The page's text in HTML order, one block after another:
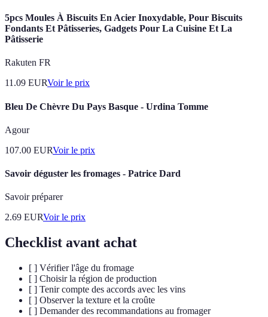
5pcs Moules À Biscuits En Acier Inoxydable, Pour Biscuits
Fondants Et Pâtisseries, Gadgets Pour La Cuisine Et La
Pâtisserie
Rakuten FR
11.09 EURVoir le prix
Bleu De Chèvre Du Pays Basque - Urdina Tomme
Agour
107.00 EURVoir le prix
Savoir déguster les fromages - Patrice Dard
Savoir préparer
2.69 EURVoir le prix
Checklist avant achat
[ ] Vérifier l'âge du fromage
[ ] Choisir la région de production
[ ] Tenir compte des accords avec les vins
[ ] Observer la texture et la croûte
[ ] Demander des recommandations au fromager